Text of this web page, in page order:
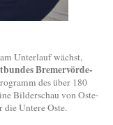
Unterlauf wächst,
Bremervörde-
des über 180
Bilderschau von Oste-
die Untere Oste.